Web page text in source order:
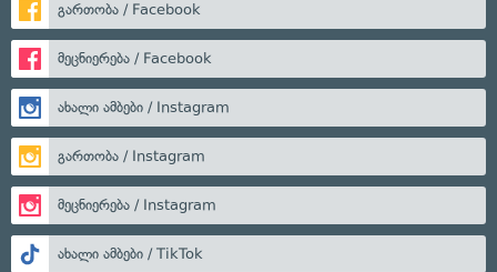
გართობა / Facebook
მეცნიერება / Facebook
ახალი ამბები / Instagram
გართობა / Instagram
მეცნიერება / Instagram
ახალი ამბები / TikTok